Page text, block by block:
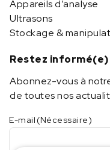
Appareils d’analyse
Ultrasons
Stockage &
Restez informé(e)
Abonnez-vous à
de toutes nos
E-mail (Nécessaire)